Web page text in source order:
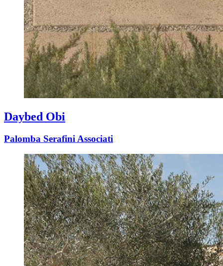
Daybed Obi
Palomba Serafini Associati